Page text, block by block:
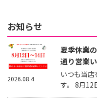
お知らせ
夏季休業
通り営業
いつも当
す。 8月12
2026.08.4